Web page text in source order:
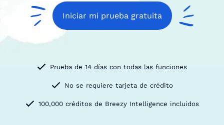
Iniciar mi prueba gratuita
Prueba de 14 días con todas las funciones
No se requiere tarjeta de crédito
100,000 créditos de Breezy Intelligence incluidos